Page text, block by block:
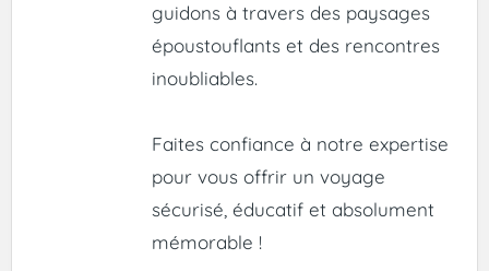
guidons à travers des paysages
époustouflants et des rencontres
inoubliables.
Faites confiance à notre expertise
pour vous offrir un voyage
sécurisé, éducatif et absolument
mémorable !